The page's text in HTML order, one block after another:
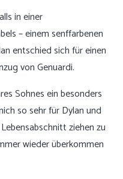
in einer
– einem senffarbenen
entschied sich für einen
von Genuardi.
Sohnes ein besonders
so sehr für Dylan und
ziehen zu
wieder überkommen